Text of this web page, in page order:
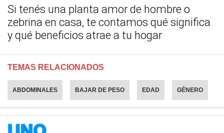
Si tenés una planta amor de hombre o
zebrina en casa, te contamos qué significa
y qué beneficios atrae a tu hogar
TEMAS RELACIONADOS
ABDOMINALES BAJAR DE PESO EDAD GÉNERO